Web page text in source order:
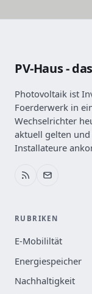
PV-Haus -
Photovoltaik ist
Foerderwerk in
Wechselrichter
aktuell gelten
Installateure
RUBRIKEN
E-Mobililtät
Energiespeicher
Nachhaltigkeit